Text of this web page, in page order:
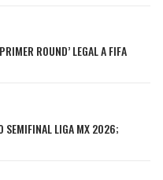
ROUND’ LEGAL A FIFA
SEMIFINAL LIGA MX 2026;